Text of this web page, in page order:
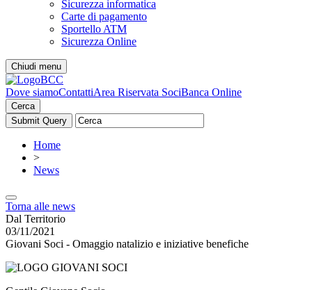
Sicurezza informatica
Carte di pagamento
Sportello ATM
Sicurezza Online
Chiudi menu
Dove siamoContattiArea Riservata SociBanca Online
Cerca
Home
>
News
Torna alle news
Dal Territorio
03/11/2021
Giovani Soci - Omaggio natalizio e iniziative benefiche